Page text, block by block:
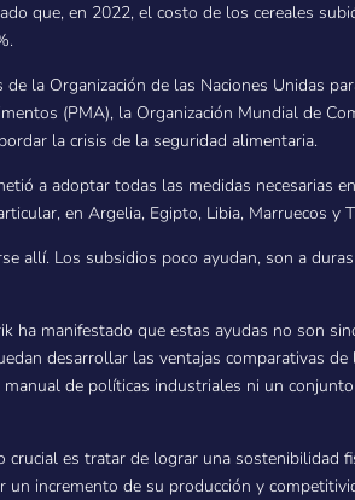
que, en 2022, el costo de los cereales
la Organización de las Naciones Unidas
(PMA), la Organización Mundial de
la crisis de la seguridad alimentaria.
a adoptar todas las medidas necesarias
en Argelia, Egipto, Libia, Marruecos y
allí. Los subsidios poco ayudan, son a
ha manifestado que estas ayudas no son
desarrollar las ventajas comparativas
de políticas industriales ni un
crucial es tratar de lograr una
incremento de su producción y